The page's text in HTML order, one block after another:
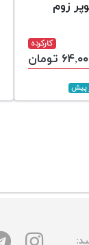
کارکرده
تومان